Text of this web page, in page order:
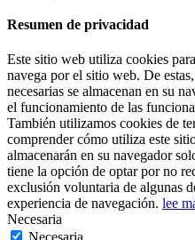
Resumen de privacidad
Este sitio web utiliza cookies
navega por el sitio web. De
necesarias se almacenan en su
el funcionamiento de las
También utilizamos cookies de
comprender cómo utiliza este
almacenarán en su navegador
tiene la opción de optar por no
exclusión voluntaria de algunas
experiencia de navegación. lee
Necesaria
Necesaria